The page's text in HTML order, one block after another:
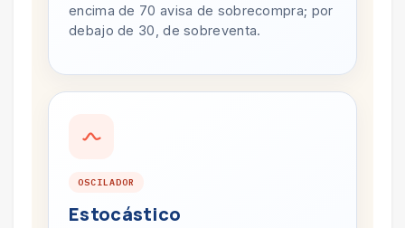
encima de 70 avisa de sobrecompra; por
debajo de 30, de sobreventa.
OSCILADOR
Estocástico